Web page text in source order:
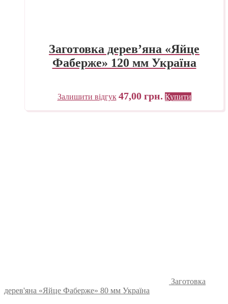
Заготовка дерев’яна «Яйце
Фаберже» 120 мм Україна
Залишити відгук 47,00 грн. Купити
Заготовка
дерев'яна «Яйце Фаберже» 80 мм Україна